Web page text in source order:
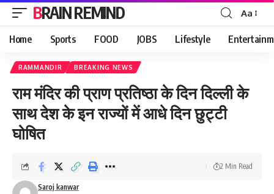
BRAIN REMIND
Font
Resizer
Aa
Home Sports FOOD JOBS Lifestyle
RAMMANDIR BREAKING NEWS
राम मंदिर की प्राण प्रतिष्ठा के दिन दिल्ली के
साथ देश के इन राज्यों में आधे दिन छुट्टी
घोषित
Saroj kanwar
2 Min Read